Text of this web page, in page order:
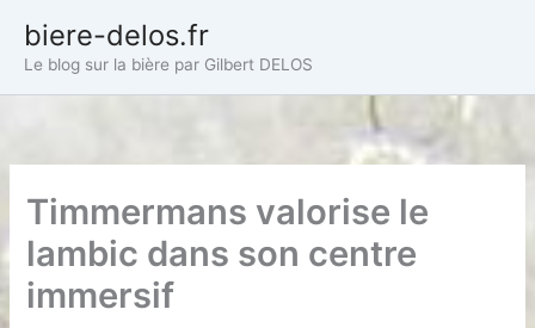
contenu
biere-delos.fr
Le blog sur la bière par Gilbert DELOS
Timmermans valorise le
lambic dans son centre
immersif